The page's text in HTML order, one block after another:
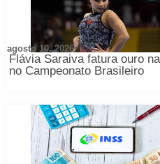
Flávia Saraiva fatura ouro
no Campeonato Brasileiro
agosto 10, 2026